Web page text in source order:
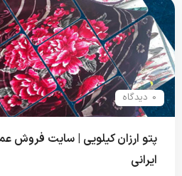
0 دیدگاه
پتو ارزان کیلویی | سایت فروش
ایرانی